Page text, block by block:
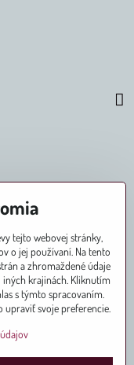
tejto webovej stránky,
o jej používaní. Na tento
a zhromaždené údaje
iných krajinách. Kliknutím
s týmto spracovaním.
svoje preferencie.